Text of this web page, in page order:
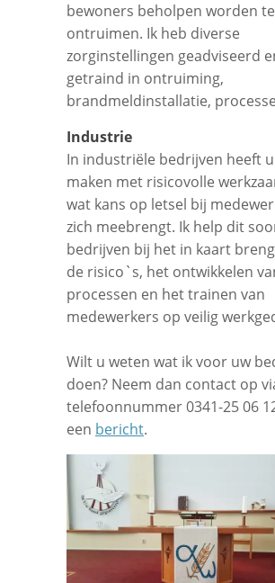
bewoners beholpen worden te
ontruimen. Ik heb diverse
zorginstellingen geadviseerd
getraind in ontruiming,
brandmeldinstallatie,
Industrie
In industriële bedrijven heeft
maken met risicovolle
wat kans op letsel bij
zich meebrengt. Ik help dit
bedrijven bij het in kaart
de risico`s, het ontwikkelen
processen en het trainen van
medewerkers op veilig
Wilt u weten wat ik voor uw
doen? Neem dan contact op
telefoonnummer 0341-25 06
een bericht.